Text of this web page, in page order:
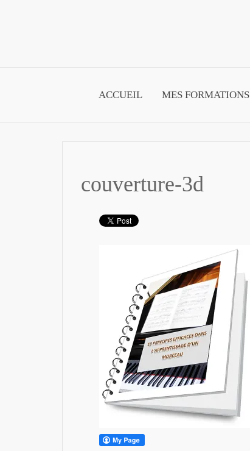
ACCUEIL MES FORMATIONS
couverture-3d